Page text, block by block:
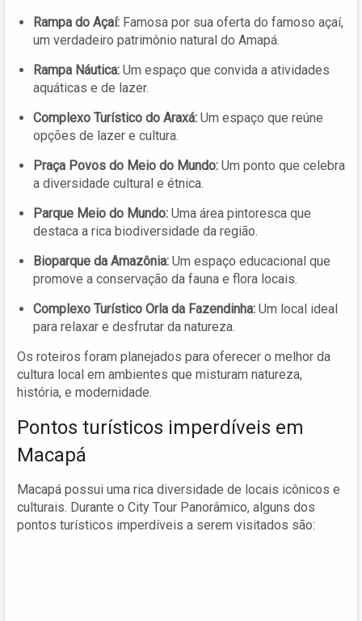
Rampa do Açaí: Famosa por sua oferta do famoso açaí,
um verdadeiro patrimônio natural do Amapá.
Rampa Náutica: Um espaço que convida a atividades
aquáticas e de lazer.
Complexo Turístico do Araxá: Um espaço que reúne
opções de lazer e cultura.
Praça Povos do Meio do Mundo: Um ponto que celebra
a diversidade cultural e étnica.
Parque Meio do Mundo: Uma área pintoresca que
destaca a rica biodiversidade da região.
Bioparque da Amazônia: Um espaço educacional que
promove a conservação da fauna e flora locais.
Complexo Turístico Orla da Fazendinha: Um local ideal
para relaxar e desfrutar da natureza.
Os roteiros foram planejados para oferecer o melhor da
cultura local em ambientes que misturam natureza,
história, e modernidade.
Pontos turísticos imperdíveis em
Macapá
Macapá possui uma rica diversidade de locais icônicos e
culturais. Durante o City Tour Panorâmico, alguns dos
pontos turísticos imperdíveis a serem visitados são: